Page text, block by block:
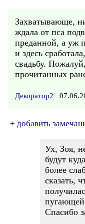
Захватывающе,
ждала от пса
преданной, а уж
и здесь
свадьбу.
прочитанных
Декоратор2
+ добавить
Ух, Зоя,
будут
более
сказать,
Спасибо